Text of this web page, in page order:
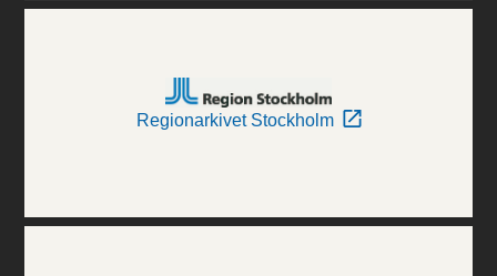
Regionarkivet Stockholm